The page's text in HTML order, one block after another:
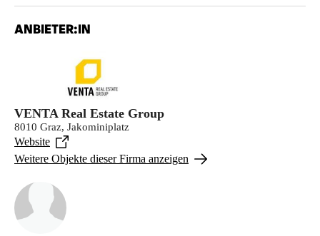
ANBIETER:IN
VENTA Real Estate Group
8010 Graz, Jakominiplatz
Website
Weitere Objekte dieser Firma anzeigen